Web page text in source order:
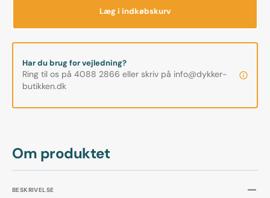
Om produktet
BESKRIVELSE
case
-
boks
case
-
boks
Læg i indkøbskurv
Har du brug for vejledning?
Ring til os på 4088 2866 eller skriv på info@dykker-
butikken.dk